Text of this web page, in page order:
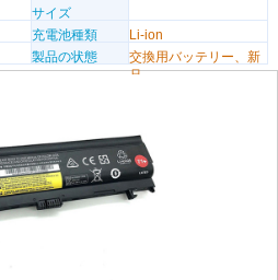
サイズ
充電池種類
Li-ion
製品の状態
交換用バッテリー、新
品